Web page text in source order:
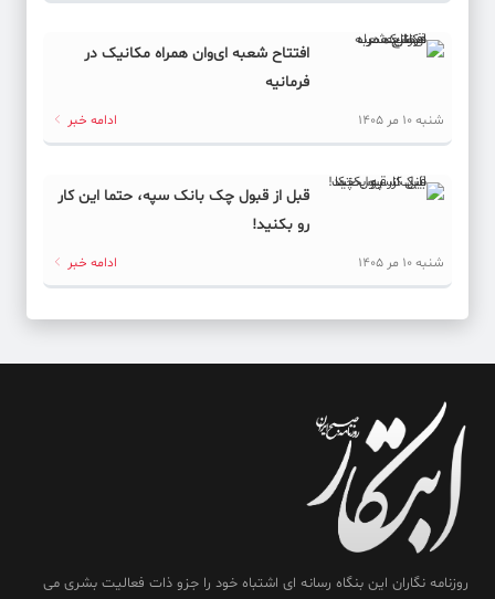
سالن ۱۸ هزار نفری به جای سالن ۱۲ هزار نفری آزادی
دژاگه طراح تمرینات لوسیل قطر
آخرین وضعیت ذخایر میگوی دریایی استان بوشهر در سال ۱۴۰۵
کد خبر: 61991
برای حل موانع در بخش‌های صنعت، گردشگری و کشاورزی استان
معطل نمی‌مانیم
کد خبر: 61999
فرهاد مجیدی، گزینه جانشینی قلعه‌نویی شد!
افتتاح شعبه ای‌وان همراه مکانیک در
فرمانیه
شنبه 10 مر 1405 ادامه خبر
قبل از قبول چک بانک سپه، حتما این کار
رو بکنید!
شنبه 10 مر 1405 ادامه خبر
روزنامه نگاران این بنگاه رسانه ای اشتباه خود را جزو ذات فعالیت بشری می